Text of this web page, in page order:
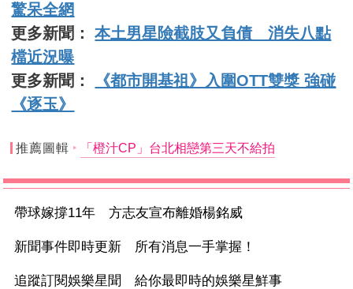
驚呆全網
更多新聞：本土男星險截肢又負債 消失八點
檔近況曝
更多新聞：
《都市開基祖》入圍OTT雙獎 強碰
《逐玉》
推薦圖輯 「橙汁CP」台北相戀第三天不給拍
帶球嫁撐11年 方志友宣布離婚楊銘威
新聞事件即時更新 所有消息一手掌握！
追蹤訂閱娛樂星聞 給你最即時的娛樂星鮮事